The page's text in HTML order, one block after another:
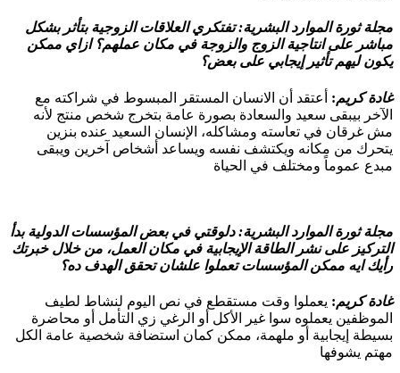
مجلة ثورة الموارد البشرية:تفتكري العلاقات الزوجية بتأثر بشكل
مباشر على انتاجية الزوج والزوجة في مكان عملهم؟ ازاي ممكن
يكون ليهم تأثير إيجابي على بعض؟
غادة كريم:
أعتقد أن الانسان المستقر المبسوط في شراكته مع
الآخر بيبقى سعيد والسعادة بصورة عامة بتخرج شخص منتج لأنه
مش غرقان في تعاسته ومشاكله، الإنسان السعيد عنده بنزين
يتحرك من مكانه ويكتشف نفسه ويساعد أشخاص آخرين ويبقى
مبدع عموماً ومختلف في الحياة
مجلة ثورة الموارد البشرية:دلوقتي في بعض المؤسسات الدولية بدأ
التركيز على نشر الطاقة الإيجابية في مكان العمل، من خلال خبرتك
رأيك ايه ممكن المؤسسات تعملوا علشان تحقق الهدف ده؟
غادة كريم: يعملوا وقت مستقطع في نص اليوم لنشاط لطيف
الموظفين يعملوه سوا غير الأكل أو الرغي زي التأمل أو محاضرة
بسيطة إيجابية أو ملهمة، ممكن كمان استضافة شخصية عامة الكل
مهتم يشوفها